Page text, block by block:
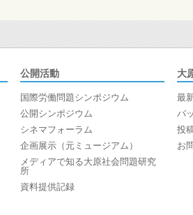
公開活動
国際労働問題シンポジウム
公開シンポジウム
シネマフォーラム
企画展示（元ミュージアム）
メディアで知る大原社会問題研究
所
資料提供記録
大
最
バ
投
お